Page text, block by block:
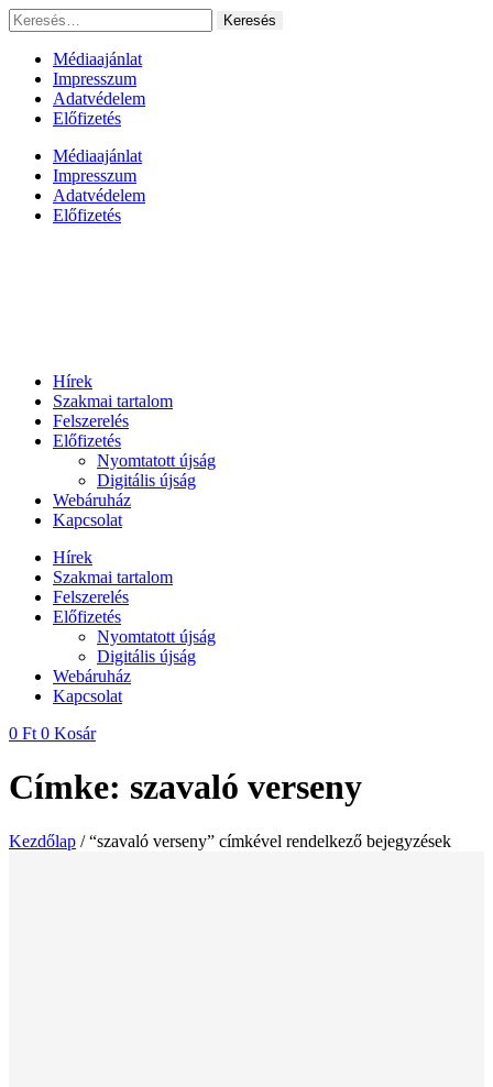
Ugrás
a
tartalomhoz
Keresés:
Médiaajánlat
Impresszum
Adatvédelem
Előfizetés
Médiaajánlat
Impresszum
Adatvédelem
Előfizetés
Hírek
Szakmai tartalom
Felszerelés
Előfizetés
Nyomtatott újság
Digitális újság
Webáruház
Kapcsolat
Hírek
Szakmai tartalom
Felszerelés
Előfizetés
Nyomtatott újság
Digitális újság
Webáruház
Kapcsolat
0 Ft 0 Kosár
Címke: szavaló verseny
Kezdőlap / “szavaló verseny” címkével rendelkező bejegyzések